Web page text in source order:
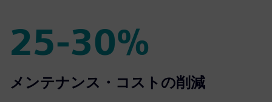
25-30%
25-30%
メンテナンス・コストの削減